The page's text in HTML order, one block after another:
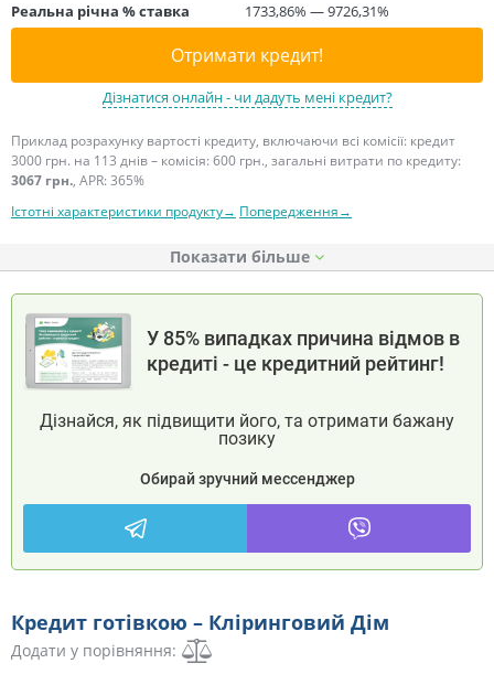
Реальна річна % ставка
1733,86% — 9726,31%
Отримати кредит!
Дізнатися онлайн - чи дадуть мені кредит?
Приклад розрахунку вартості кредиту, включаючи всі комісії: кредит
3000 грн. на 113 днів – комісія: 600 грн., загальні витрати по кредиту:
3067 грн., APR: 365%
Істотні характеристики продукту→ Попередження→
Показати
У 85% випадках причина відмов в
кредиті - це кредитний рейтинг!
Дізнайся, як підвищити його, та отримати бажану
позику
Обирай зручний мессенджер
Кредит готівкою – Кліринговий Дім
Додати у порівняння: